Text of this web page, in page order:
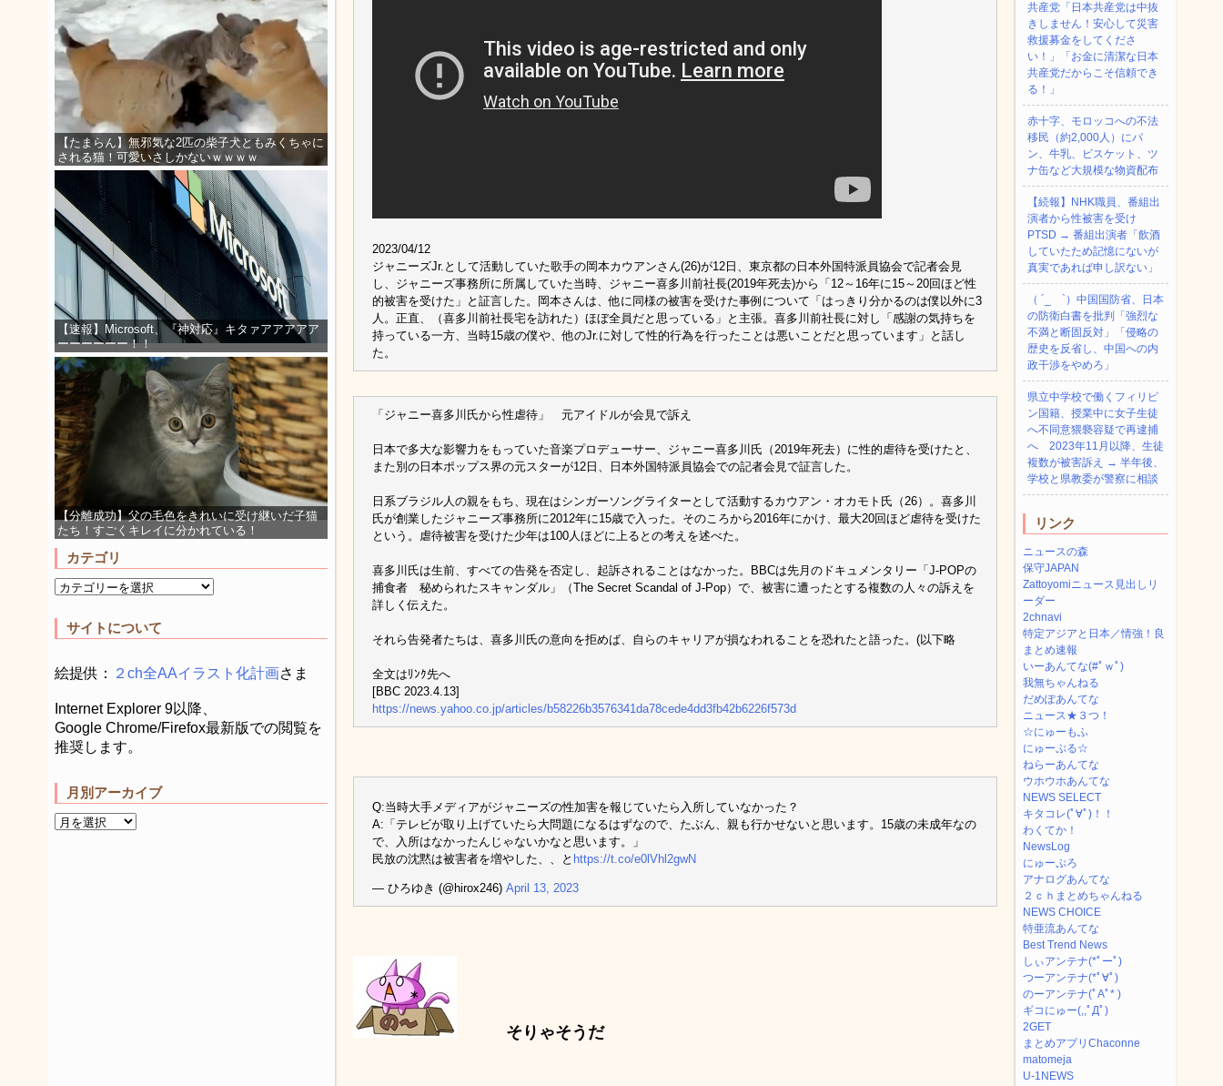
【たまらん】無邪気な2匹の柴子犬ともみくちゃに
される猫！可愛いさしかないｗｗｗｗ
【速報】Microsoft、『神対応』キタァアアアアア
ーーーーーー！！
【分離成功】父の毛色をきれいに受け継いだ子猫
たち！すごくキレイに分かれている！
カテゴリ
サイトについて
絵提供： ２ch全AAイラスト化計画さま
Internet Explorer 9以降、
Google Chrome/Firefox最新版での閲覧を
推奨します。
月別アーカイブ
2023/04/12
ジャニーズJr.として活動していた歌手の岡本カウアンさん(26)が12日、東京都の日本外国特派員協会で記者会見
し、ジャニーズ事務所に所属していた当時、ジャニー喜多川前社長(2019年死去)から「12～16年に15～20回ほど性
的被害を受けた」と証言した。岡本さんは、他に同様の被害を受けた事例について「はっきり分かるのは僕以外に3
人。正直、（喜多川前社長宅を訪れた）ほぼ全員だと思っている」と主張。喜多川前社長に対し「感謝の気持ちを
持っている一方、当時15歳の僕や、他のJr.に対して性的行為を行ったことは悪いことだと思っています」と話し
た。
「ジャニー喜多川氏から性虐待」 元アイドルが会見で訴え
日本で多大な影響力をもっていた音楽プロデューサー、ジャニー喜多川氏（2019年死去）に性的虐待を受けたと、
また別の日本ポップス界の元スターが12日、日本外国特派員協会での記者会見で証言した。
日系ブラジル人の親をもち、現在はシンガーソングライターとして活動するカウアン・オカモト氏（26）。喜多川
氏が創業したジャニーズ事務所に2012年に15歳で入った。そのころから2016年にかけ、最大20回ほど虐待を受けた
という。虐待被害を受けた少年は100人ほどに上るとの考えを述べた。
喜多川氏は生前、すべての告発を否定し、起訴されることはなかった。BBCは先月のドキュメンタリー「J-POPの
捕食者 秘められたスキャンダル」（The Secret Scandal of J-Pop）で、被害に遭ったとする複数の人々の訴えを
詳しく伝えた。
それら告発者たちは、喜多川氏の意向を拒めば、自らのキャリアが損なわれることを恐れたと語った。(以下略
全文はﾘﾝｸ先へ
[BBC 2023.4.13]
https://news.yahoo.co.jp/articles/b58226b3576341da78cede4dd3fb42b6226f573d
Q:当時大手メディアがジャニーズの性加害を報じていたら入所していなかった？
A:「テレビが取り上げていたら大問題になるはずなので、たぶん、親も行かせないと思います。15歳の未成年なの
で、入所はなかったんじゃないかなと思います。」
民放の沈黙は被害者を増やした、、と https://t.co/e0lVhl2gwN
— ひろゆき (@hirox246) April 13, 2023
そりゃそうだ
共産党「日本共産党は中抜
きしません！安心して災害
救援募金をしてくださ
い！」「お金に清潔な日本
共産党だからこそ信頼でき
る！」
赤十字、モロッコへの不法
移民（約2,000人）にパ
ン、牛乳、ビスケット、ツ
ナ缶など大規模な物資配布
【続報】NHK職員、番組出
演者から性被害を受け
PTSD → 番組出演者「飲酒
していたため記憶にないが
真実であれば申し訳ない」
（ ´_ゝ`）中国国防省、日本
の防衛白書を批判「強烈な
不満と断固反対」「侵略の
歴史を反省し、中国への内
政干渉をやめろ」
県立中学校で働くフィリピ
ン国籍、授業中に女子生徒
へ不同意猥褻容疑で再逮捕
へ 2023年11月以降、生徒
複数が被害訴え → 半年後、
学校と県教委が警察に相談
リンク
ニュースの森
保守JAPAN
Zattoyomiニュース見出しリ
ーダー
2chnavi
特定アジアと日本／情強！良
まとめ速報
いーあんてな(#ﾟｗﾟ)
我無ちゃんねる
だめぽあんてな
ニュース★３つ！
☆にゅーもふ
にゅーぷる☆
ねらーあんてな
ウホウホあんてな
NEWS SELECT
キタコレ(ﾟ∀ﾟ)！！
わくてか！
NewsLog
にゅーぷろ
アナログあんてな
２ｃｈまとめちゃんねる
NEWS CHOICE
特亜流あんてな
Best Trend News
しぃアンテナ(*ﾟーﾟ)
つーアンテナ(*ﾟ∀ﾟ)
のーアンテナ(ﾟAﾟ* )
ギコにゅー(,,ﾟДﾟ)
2GET
まとめアプリChaconne
matomeja
U-1NEWS